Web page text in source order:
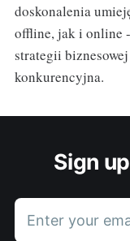
doskonalenia
offline, jak i online
strategii
konkurencyjna.
Sign
Enter your